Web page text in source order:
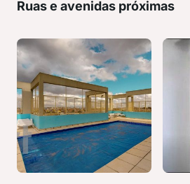
Ruas e avenidas próximas